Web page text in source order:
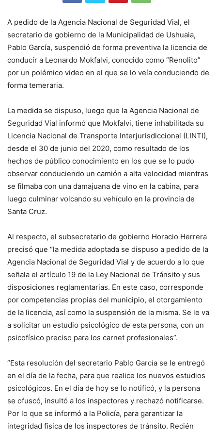
A pedido de la Agencia Nacional de Seguridad Vial, el
secretario de gobierno de la Municipalidad de Ushuaia,
Pablo García, suspendió de forma preventiva la licencia de
conducir a Leonardo Mokfalvi, conocido como “Renolito”
por un polémico video en el que se lo veía conduciendo de
forma temeraria.
La medida se dispuso, luego que la Agencia Nacional de
Seguridad Vial informó que Mokfalvi, tiene inhabilitada su
Licencia Nacional de Transporte Interjurisdiccional (LINTI),
desde el 30 de junio del 2020, como resultado de los
hechos de público conocimiento en los que se lo pudo
observar conduciendo un camión a alta velocidad mientras
se filmaba con una damajuana de vino en la cabina, para
luego culminar volcando su vehículo en la provincia de
Santa Cruz.
Al respecto, el subsecretario de gobierno Horacio Herrera
precisó que “la medida adoptada se dispuso a pedido de la
Agencia Nacional de Seguridad Vial y de acuerdo a lo que
señala el artículo 19 de la Ley Nacional de Tránsito y sus
disposiciones reglamentarias. En este caso, corresponde
por competencias propias del municipio, el otorgamiento
de la licencia, así como la suspensión de la misma. Se le va
a solicitar un estudio psicológico de esta persona, con un
psicofísico preciso para los carnet profesionales”.
“Esta resolución del secretario Pablo García se le entregó
en el día de la fecha, para que realice los nuevos estudios
psicológicos. En el día de hoy se lo notificó, y la persona
se ofuscó, insultó a los inspectores y rechazó notificarse.
Por lo que se informó a la Policía, para garantizar la
integridad física de los inspectores de tránsito. Recién